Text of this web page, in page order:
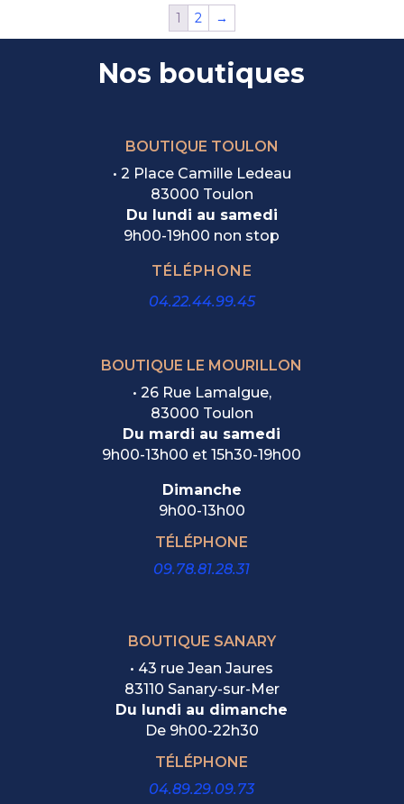
1 2 →
Nos boutiques
BOUTIQUE TOULON
• 2 Place Camille Ledeau
83000 Toulon
Du lundi au samedi
9h00-19h00 non stop
TÉLÉPHONE
04.22.44.99.45
BOUTIQUE LE MOURILLON
• 26 Rue Lamalgue,
83000 Toulon
Du mardi au samedi
9h00-13h00 et 15h30-19h00
Dimanche
9h00-13h00
TÉLÉPHONE
09.78.81.28.31
BOUTIQUE SANARY
• 43 rue Jean Jaures
83110 Sanary-sur-Mer
Du lundi au dimanche
De 9h00-22h30
TÉLÉPHONE
04.89.29.09.73